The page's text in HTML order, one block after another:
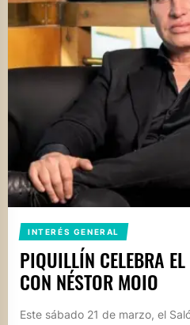
INTERÉS GENERAL
PIQUILLÍN CELEBRA
CON NÉSTOR MOIO
Este sábado 21 de marzo, el